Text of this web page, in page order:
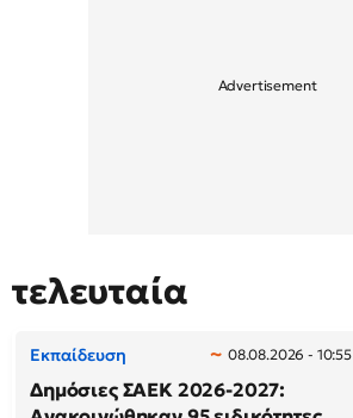
τελευταία
Εκπαίδευση 08.08.2026 - 10:55
Δημόσιες ΣΑΕΚ 2026-2027: